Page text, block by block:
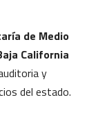
de Medio
California
y
del estado.